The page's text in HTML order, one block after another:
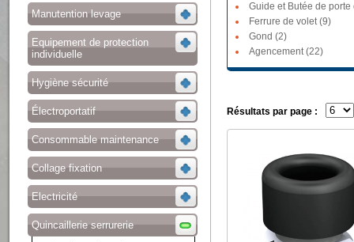
Manutention levage
Equipement de protection
individuelle
Hygiène sécurité
Électroportatif
Consommable maintenance
Collage fixation
Electricité
Quincaillerie serrurerie
Guide et Butée de
Ferrure de volet (9)
Gond (2)
Agencement (22)
Résultats par page :